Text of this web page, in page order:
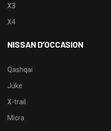
X3
X4
NISSAN D’OCCASION
Qashqai
Juke
X-trail
Micra